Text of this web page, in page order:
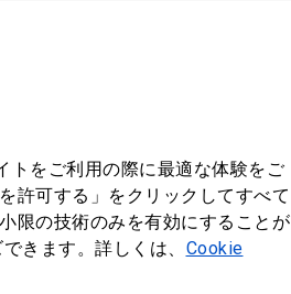
トをご利用の際に最適な体験をご
許可する」をクリックしてすべて
限の技術のみを有効にすることが
きます。詳しくは、 Cookie
Condensing